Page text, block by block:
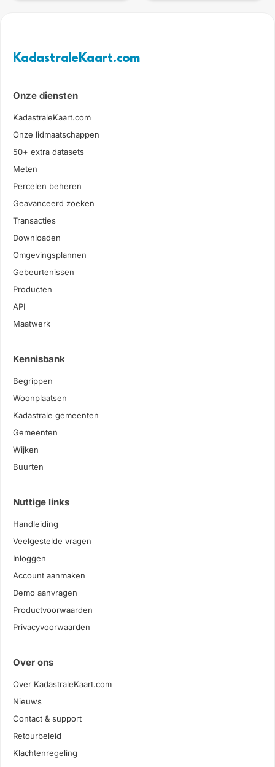
KadastraleKaart.com
Onze diensten
KadastraleKaart.com
Onze lidmaatschappen
50+ extra datasets
Meten
Percelen beheren
Geavanceerd zoeken
Transacties
Downloaden
Omgevingsplannen
Gebeurtenissen
Producten
API
Maatwerk
Kennisbank
Begrippen
Woonplaatsen
Kadastrale gemeenten
Gemeenten
Wijken
Buurten
Nuttige links
Handleiding
Veelgestelde vragen
Inloggen
Account aanmaken
Demo aanvragen
Productvoorwaarden
Privacyvoorwaarden
Over ons
Over KadastraleKaart.com
Nieuws
Contact & support
Retourbeleid
Klachtenregeling